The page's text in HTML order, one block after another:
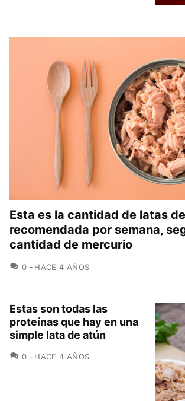
Esta es la cantidad de latas
recomendada por semana,
cantidad de mercurio
0 COMENTARIOS
HACE 4 AÑOS
Estas son todas las
proteínas que hay en una
simple lata de atún
0 COMENTARIOS
HACE 4 AÑOS